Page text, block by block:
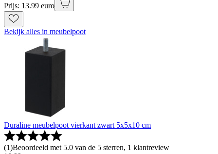
Prijs: 13.99 euro
Bekijk alles in meubelpoot
Duraline meubelpoot vierkant zwart 5x5x10 cm
(1)Beoordeeld met 5.0 van de 5 sterren, 1 klantreview